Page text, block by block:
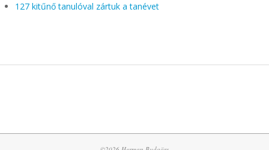
127 kitűnő tanulóval zártuk a tanévet